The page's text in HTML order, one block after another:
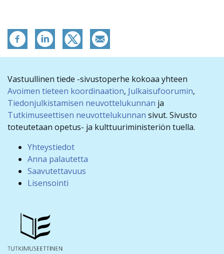
Vastuullinen tiede -sivustoperhe kokoaa yhteen
Avoimen tieteen koordinaation, Julkaisufoorumin,
Tiedonjulkistamisen neuvottelukunnan ja
Tutkimuseettisen neuvottelukunnan sivut. Sivusto
toteutetaan opetus- ja kulttuuriministeriön tuella.
Yhteystiedot
Anna palautetta
Saavutettavuus
Lisensointi